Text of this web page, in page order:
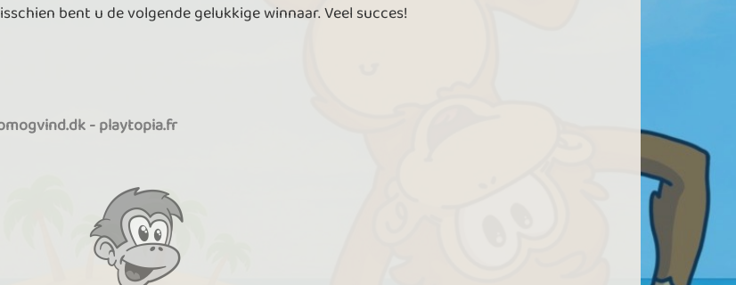
bent u de volgende gelukkige winnaar. Veel succes!
-playtopia.fr